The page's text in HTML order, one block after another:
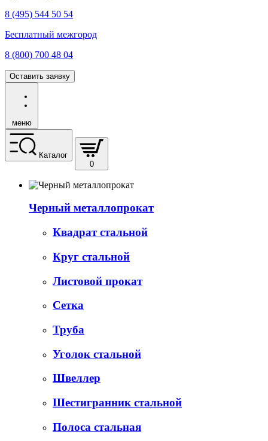
8 (495) 544 50 54
Бесплатный межгород
8 (800) 700 48 04
Оставить заявку
меню
Каталог
0
Черный металлопрокат
Квадрат стальной
Круг стальной
Листовой прокат
Сетка
Труба
Уголок стальной
Швеллер
Шестигранник стальной
Полоса стальная